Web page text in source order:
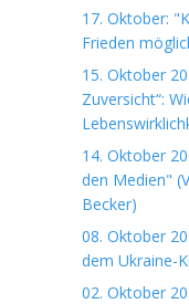
17. Oktober:
Frieden
15. Oktober
Zuversicht“:
14. Oktober
den Medien"
Becker)
08. Oktober
dem Ukraine-
02. Oktober